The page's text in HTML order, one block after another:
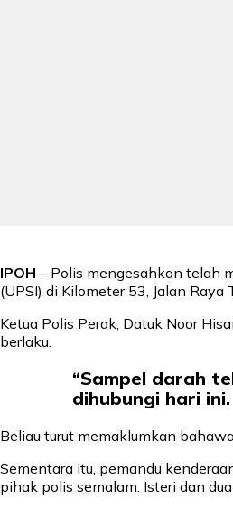
IPOH – Polis mengesahkan telah
(UPSI) di Kilometer 53, Jalan Raya
Ketua Polis Perak, Datuk Noor
berlaku.
“Sampel darah
dihubungi hari ini.
Beliau turut memaklumkan
Sementara itu, pemandu
pihak polis semalam. Isteri dan